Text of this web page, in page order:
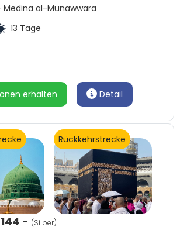
al-Munawwara
13 Tage
erhalten Detail
Rückkehrstrecke
- (Silber)